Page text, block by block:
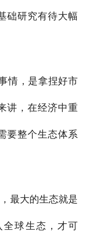
础研究有待大幅
，是拿捏好市
讲，在经济中重
要整个生态体系
最大的生态就是
球生态，才可